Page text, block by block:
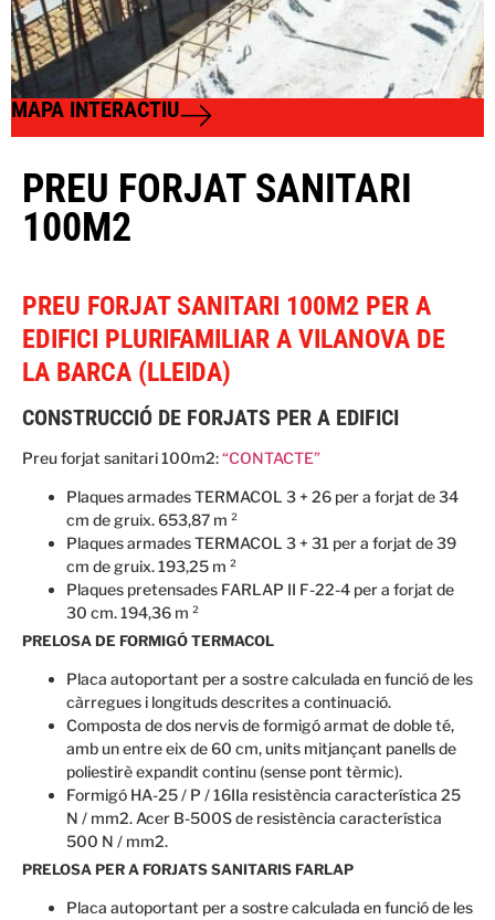
MAPA INTERACTIU
PREU FORJAT SANITARI
100M2
PREU FORJAT SANITARI 100M2 PER A
EDIFICI PLURIFAMILIAR A VILANOVA DE
LA BARCA (LLEIDA)
CONSTRUCCIÓ DE FORJATS PER A EDIFICI
Preu forjat sanitari 100m2:“CONTACTE”
Plaques armades TERMACOL 3 + 26 per a forjat de 34
cm de gruix. 653,87 m ²
Plaques armades TERMACOL 3 + 31 per a forjat de 39
cm de gruix. 193,25 m ²
Plaques pretensades FARLAP II F-22-4 per a forjat de
30 cm. 194,36 m ²
PRELOSA DE FORMIGÓ TERMACOL
Placa autoportant per a sostre calculada en funció de les
càrregues i longituds descrites a continuació.
Composta de dos nervis de formigó armat de doble té,
amb un entre eix de 60 cm, units mitjançant panells de
poliestirè expandit continu (sense pont tèrmic).
Formigó HA-25 / P / 16IIa resistència característica 25
N / mm2. Acer B-500S de resistència característica
500 N / mm2.
PRELOSA PER A FORJATS SANITARIS FARLAP
Placa autoportant per a sostre calculada en funció de les